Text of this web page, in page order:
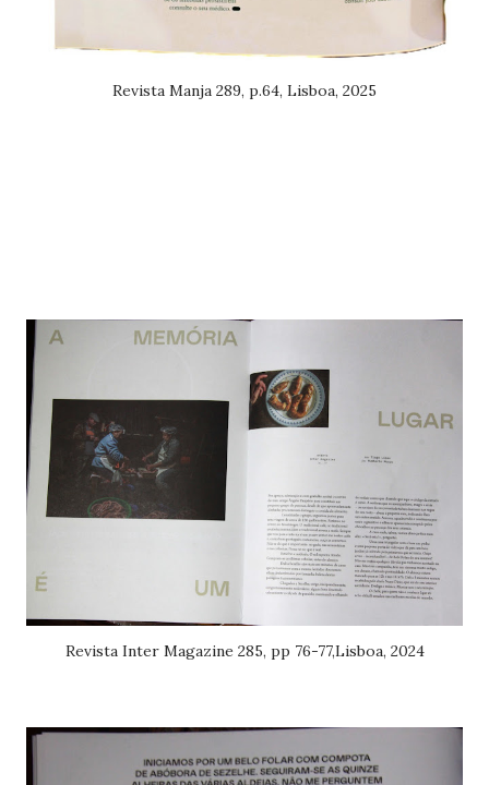
Revista Manja 289, p.64, Lisboa, 2025
Revista Inter Magazine 285, pp 76-77,Lisboa, 2024